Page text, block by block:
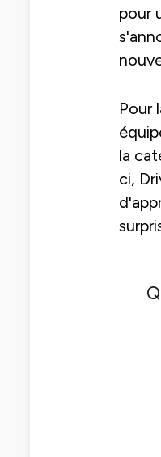
pour
Pour
la
ci,